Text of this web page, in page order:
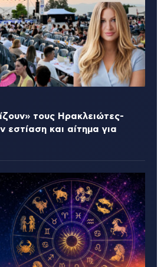
τους Ηρακλειώτες-
εστίαση και αίτημα για